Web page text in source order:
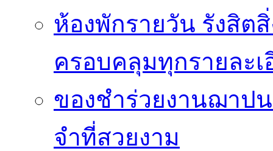
ห้องพักรายวัน รังสิต
ครอบคลุมทุกรายละเ
ของชำร่วยงานฌาป
จำที่สวยงาม